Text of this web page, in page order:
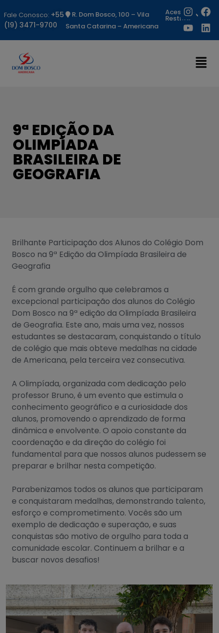
Fale Conosco: +55
(19) 3471-9700
R. Dom Bosco, 100 – Vila
Santa Catarina – Americana
Acesso
Restrito
9ª EDIÇÃO DA
OLIMPÍADA
BRASILEIRA DE
GEOGRAFIA
Brilhante Participação dos Alunos do Colégio Dom
Bosco na 9ª Edição da Olimpíada Brasileira de
Geografia
É com grande orgulho que celebramos a
excepcional participação dos alunos do Colégio
Dom Bosco na 9ª edição da Olimpíada Brasileira
de Geografia. Este ano, mais uma vez, nossos
estudantes se destacaram, conquistando o título
de colégio que mais obteve medalhas na cidade
de Americana, pela terceira vez consecutiva.
A Olimpíada, organizada com dedicação pelo
professor Bruno, é um evento que estimula o
conhecimento geográfico e a curiosidade dos
alunos, promovendo o aprendizado de forma
dinâmica e envolvente. O apoio constante da
coordenação e da direção do colégio foi
fundamental para que nossos alunos pudessem se
preparar e brilhar nesta competição.
Parabenizamos todos os alunos que participaram
e conquistaram medalhas, demonstrando talento,
esforço e comprometimento. Vocês são um
exemplo de dedicação e superação, e suas
conquistas são motivo de orgulho para toda a
comunidade escolar. Continuem a brilhar e a
buscar novos desafios!